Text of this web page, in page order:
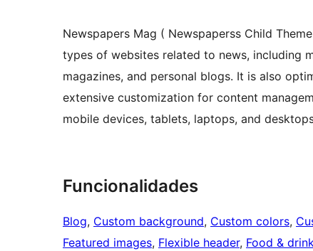
Newspapers Mag ( Newspaperss Child
types of websites related to news, including
magazines, and personal blogs. It is also
extensive customization for content
mobile devices, tablets, laptops, and
Funcionalidades
Blog, Custom background, Custom colors,
Featured images, Flexible header, Food &